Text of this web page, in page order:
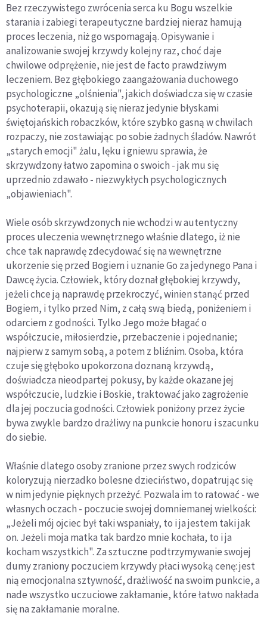
Bez rzeczywistego zwrócenia serca ku Bogu wszelkie
starania i zabiegi terapeutyczne bardziej nieraz hamują
proces leczenia, niż go wspomagają. Opisywanie i
analizowanie swojej krzywdy kolejny raz, choć daje
chwilowe odprężenie, nie jest de facto prawdziwym
leczeniem. Bez głębokiego zaangażowania duchowego
psychologiczne „olśnienia", jakich doświadcza się w czasie
psychoterapii, okazują się nieraz jedynie błyskami
świętojańskich robaczków, które szybko gasną w chwilach
rozpaczy, nie zostawiając po sobie żadnych śladów. Nawrót
„starych emocji" żalu, lęku i gniewu sprawia, że
skrzywdzony łatwo zapomina o swoich - jak mu się
uprzednio zdawało - niezwykłych psychologicznych
„objawieniach".
Wiele osób skrzywdzonych nie wchodzi w autentyczny
proces uleczenia wewnętrznego właśnie dlatego, iż nie
chce tak naprawdę zdecydować się na wewnętrzne
ukorzenie się przed Bogiem i uznanie Go za jedynego Pana i
Dawcę życia. Człowiek, który doznał głębokiej krzywdy,
jeżeli chce ją naprawdę przekroczyć, winien stanąć przed
Bogiem, i tylko przed Nim, z całą swą biedą, poniżeniem i
odarciem z godności. Tylko Jego może błagać o
współczucie, miłosierdzie, przebaczenie i pojednanie;
najpierw z samym sobą, a potem z bliźnim. Osoba, która
czuje się głęboko upokorzona doznaną krzywdą,
doświadcza nieodpartej pokusy, by każde okazane jej
współczucie, ludzkie i Boskie, traktować jako zagrożenie
dla jej poczucia godności. Człowiek poniżony przez życie
bywa zwykle bardzo drażliwy na punkcie honoru i szacunku
do siebie.
Właśnie dlatego osoby zranione przez swych rodziców
koloryzują nierzadko bolesne dzieciństwo, dopatrując się
w nim jedynie pięknych przeżyć. Pozwala im to ratować - we
własnych oczach - poczucie swojej domniemanej wielkości:
„Jeżeli mój ojciec był taki wspaniały, to i ja jestem taki jak
on. Jeżeli moja matka tak bardzo mnie kochała, to i ja
kocham wszystkich". Za sztuczne podtrzymywanie swojej
dumy zraniony poczuciem krzywdy płaci wysoką cenę: jest
nią emocjonalna sztywność, drażliwość na swoim punkcie, a
nade wszystko uczuciowe zakłamanie, które łatwo nakłada
się na zakłamanie moralne.